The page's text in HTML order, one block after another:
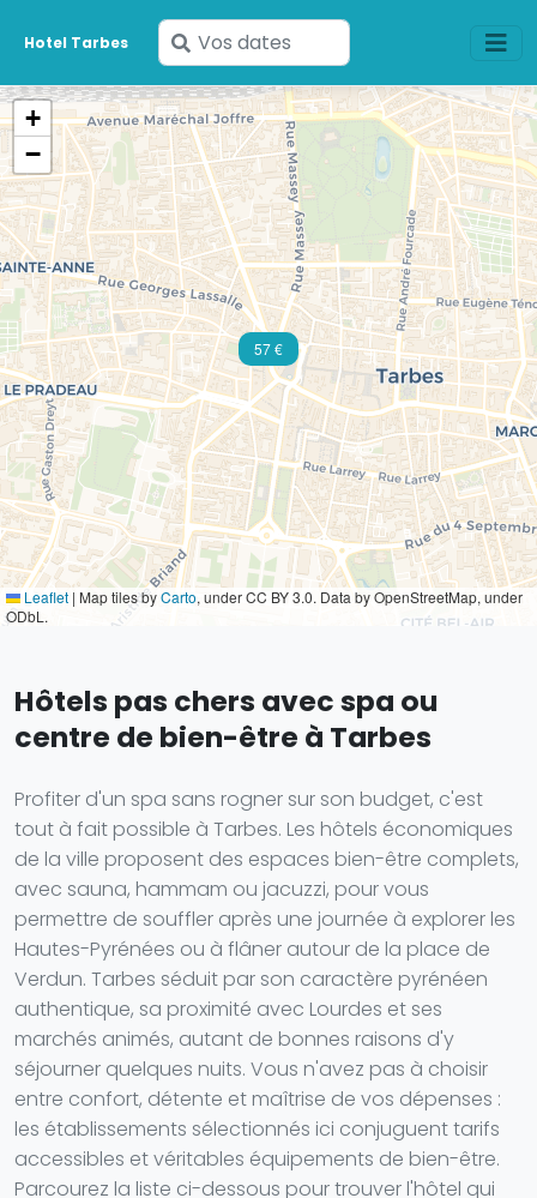
Hotel Tarbes
Saisissez
vos
dates
57 €
+
−
Leaflet | Map tiles byCarto, under CC BY 3.0. Data by OpenStreetMap, under
ODbL.
Hôtels pas chers avec spa ou
centre de bien-être à Tarbes
Profiter d'un spa sans rogner sur son budget, c'est
tout à fait possible à Tarbes. Les hôtels économiques
de la ville proposent des espaces bien-être complets,
avec sauna, hammam ou jacuzzi, pour vous
permettre de souffler après une journée à explorer les
Hautes-Pyrénées ou à flâner autour de la place de
Verdun. Tarbes séduit par son caractère pyrénéen
authentique, sa proximité avec Lourdes et ses
marchés animés, autant de bonnes raisons d'y
séjourner quelques nuits. Vous n'avez pas à choisir
entre confort, détente et maîtrise de vos dépenses :
les établissements sélectionnés ici conjuguent tarifs
accessibles et véritables équipements de bien-être.
Parcourez la liste ci-dessous pour trouver l'hôtel qui